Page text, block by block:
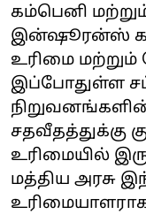
கம்பெனி
இன்ஷூரன்ஸ்
உரிமை
இப்போதுள்ள
சதவீதத்துக்கு
உரிமையில்
மத்திய அரசு